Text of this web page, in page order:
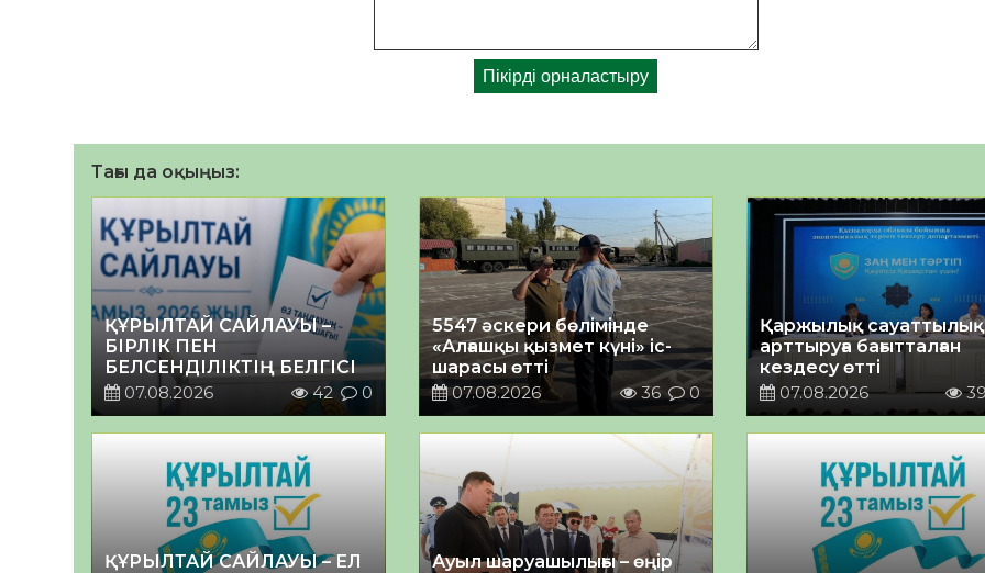
Тағы да оқыңыз:
ҚҰРЫЛТАЙ САЙЛАУЫ –
БІРЛІК ПЕН
БЕЛСЕНДІЛІКТІҢ БЕЛГІСІ
07.08.2026
42 0
5547 әскери бөлімінде
«Алғашқы қызмет күні» іс-
шарасы өтті
07.08.2026
36 0
Қаржылық
арттыруға бағытталған
кездесу өтті
07.08.2026
ҚҰРЫЛТАЙ САЙЛАУЫ – ЕЛ
Ауыл шаруашылығы – өңір